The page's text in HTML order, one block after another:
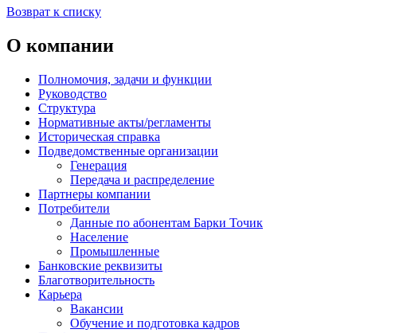
Возврат к списку
О компании
Полномочия, задачи и функции
Руководство
Структура
Нормативные акты/регламенты
Историческая справка
Подведомственные организации
Генерация
Передача и распределение
Партнеры компании
Потребители
Данные по абонентам Барки Точик
Население
Промышленные
Банковские реквизиты
Благотворительность
Карьера
Вакансии
Обучение и подготовка кадров